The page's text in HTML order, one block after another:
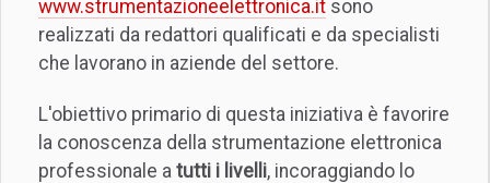
www.strumentazioneelettronica.it sono
realizzati da redattori qualificati e da specialisti
che lavorano in aziende del settore.
L'obiettivo primario di questa iniziativa è favorire
la conoscenza della strumentazione elettronica
professionale a tutti i livelli, incoraggiando lo